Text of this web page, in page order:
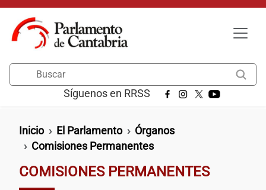
Pasar al contenido principal
Síguenos en RRSS
Ruta de navegación
Inicio El Parlamento
Órganos
Comisiones Permanentes
COMISIONES PERMANENTES